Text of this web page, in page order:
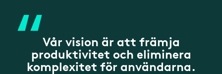
“Vår vision är att främja
produktivitet och eliminera
komplexitet för användarna.